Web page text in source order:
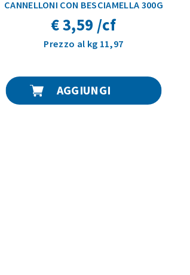
CANNELLONI CON BESCIAMELLA 300G
€ 3,59 /cf
Prezzo al kg 11,97
AGGIUNGI